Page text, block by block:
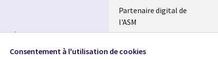
Partenaire digital de
l'ASM
Fusions
Suivez-nous
Social
Consentement à l'utilisation de cookies